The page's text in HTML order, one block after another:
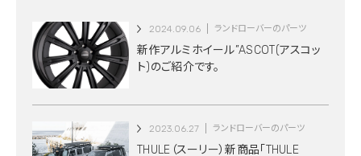
2024.09.06 ランドローバーのパーツ
新作アルミホイール”ASCOT(アスコッ
ト)のご紹介です。
2023.06.27 ランドローバーのパーツ
THULE（スーリー）新商品「THULE